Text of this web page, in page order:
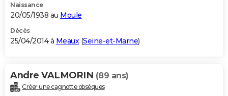
Naissance
20/05/1938 au Moule
Décès
25/04/2014 à Meaux (Seine-et-Marne)
Andre VALMORIN (89 ans)
Créer une cagnotte obsèques